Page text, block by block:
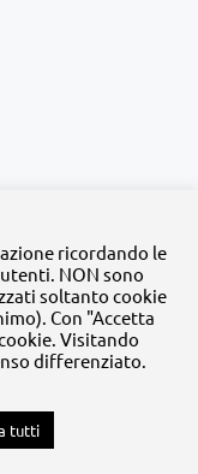
| MyFpm è un
Magnani
YouTube
ricordando le
NON sono
soltanto cookie
Con "Accetta
Visitando
differenziato.
tutti